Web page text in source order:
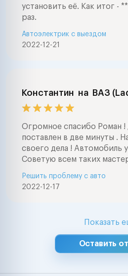
установить её. Как итог -
раз.
2022-12-21
Автоэлектрик с выездом
Константин на ВАЗ
Огромное спасибо Роман !
поставлен в две минуты .
своего дела ! Автомобиль
Советую всем таких
2022-12-17
Решить проблему с авто
Показать
Оставить